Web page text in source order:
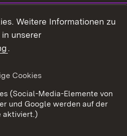
Barrierefreiheit
Cookies
Weitere Informationen zu
unserer
.
Cookies
(Social-Media-Elemente von
und Google werden auf der
aktiviert.)